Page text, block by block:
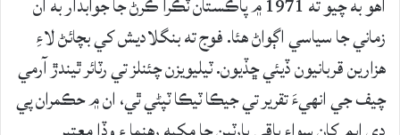
زماني جا سياسي اڳواڻ ھئا. فوج ته بنگلاديش کي بچائڻ لاءِ
ھزارين قربانيون ڏيئي ڇڏيون. ٽيليويزن چئنلز تي رٽائر ٿيندڙ آرمي
چيف جي انھيءَ تقرير تي جيڪا ٽيڪا ٽپڻي ٿي، ان ۾ حڪمران پي